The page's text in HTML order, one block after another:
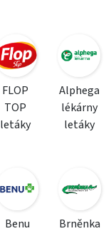
FLOP
TOP
letáky
Alphega
lékárny
letáky
Benu Brněnka